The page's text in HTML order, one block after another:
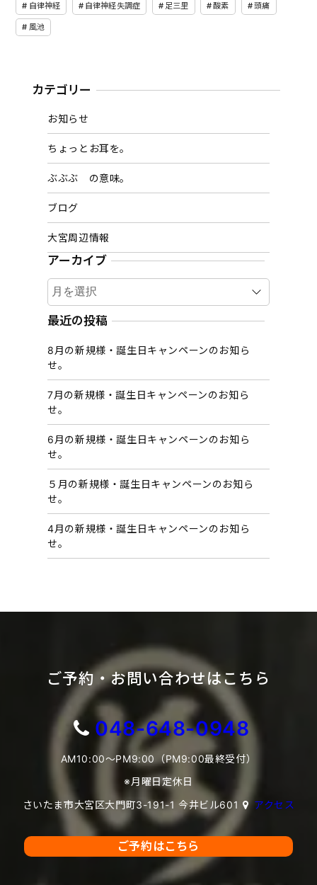
自律神経 自律神経失調症 足三里 酸素 頭痛
風池
カテゴリー
お知らせ
ちょっとお耳を。
ぶぶぶ の意味。
ブログ
大宮周辺情報
アーカイブ
ア
ー
カ
ブ
最近の投稿
8月の新規様・誕生日キャンペーンのお知ら
せ。
7月の新規様・誕生日キャンペーンのお知ら
せ。
6月の新規様・誕生日キャンペーンのお知ら
せ。
５月の新規様・誕生日キャンペーンのお知ら
せ。
4月の新規様・誕生日キャンペーンのお知ら
せ。
ご予約・お問い合わせはこちら
048-648-0948
AM10:00～PM9:00（PM9:00最終受付）
※月曜日定休日
さいたま市大宮区大門町3-191-1 今井ビル601
アクセス
ご予約はこちら